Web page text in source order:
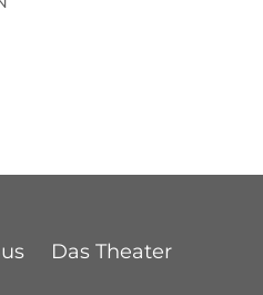
Das Theater